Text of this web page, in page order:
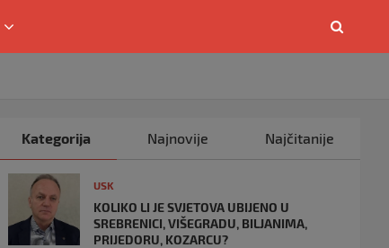
Kategorija Najnovije Najčitanije
USK
KOLIKO LI JE SVJETOVA UBIJENO U
SREBRENICI, VIŠEGRADU, BILJANIMA,
PRIJEDORU, KOZARCU?